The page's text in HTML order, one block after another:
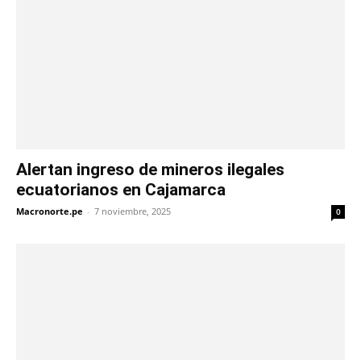
Alertan ingreso de mineros ilegales
ecuatorianos en Cajamarca
Macronorte.pe - 7 noviembre, 2025 0